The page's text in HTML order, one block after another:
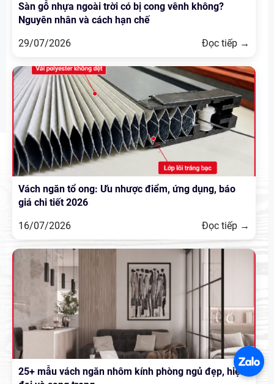
Sàn gỗ nhựa ngoài trời có bị cong vênh không?
Nguyên nhân và cách hạn chế
29/07/2026
Đọc tiếp →
Vách ngăn tổ ong: Ưu nhược điểm, ứng dụng, báo
giá chi tiết 2026
16/07/2026
Đọc tiếp →
25+ mẫu vách ngăn nhôm kính phòng ngủ đẹp, hiện